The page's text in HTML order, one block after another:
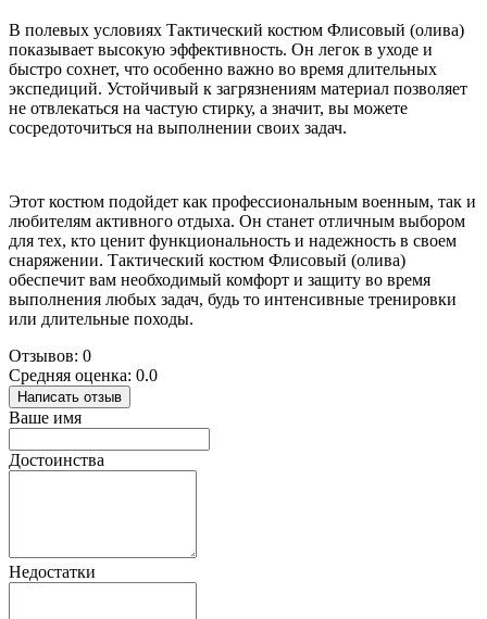
В полевых условиях Тактический костюм Флисовый (олива)
показывает высокую эффективность. Он легок в уходе и
быстро сохнет, что особенно важно во время длительных
экспедиций. Устойчивый к загрязнениям материал позволяет
не отвлекаться на частую стирку, а значит, вы можете
сосредоточиться на выполнении своих задач.
Этот костюм подойдет как профессиональным военным, так и
любителям активного отдыха. Он станет отличным выбором
для тех, кто ценит функциональность и надежность в своем
снаряжении. Тактический костюм Флисовый (олива)
обеспечит вам необходимый комфорт и защиту во время
выполнения любых задач, будь то интенсивные тренировки
или длительные походы.
Отзывов: 0
Средняя оценка: 0.0
Написать отзыв
Ваше имя
Достоинства
Недостатки